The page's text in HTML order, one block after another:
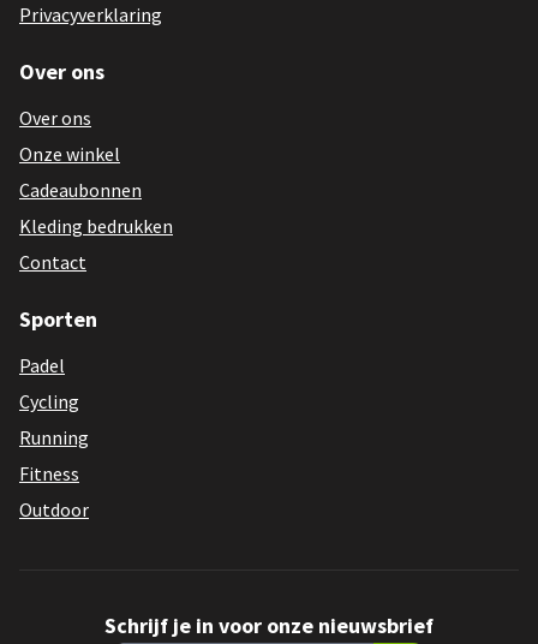
Privacyverklaring
Over ons
Over ons
Onze winkel
Cadeaubonnen
Kleding bedrukken
Contact
Sporten
Padel
Cycling
Running
Fitness
Outdoor
Schrijf je in voor onze nieuwsbrief